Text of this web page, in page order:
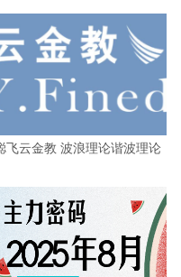
飞云金教 波浪理论谐波理论